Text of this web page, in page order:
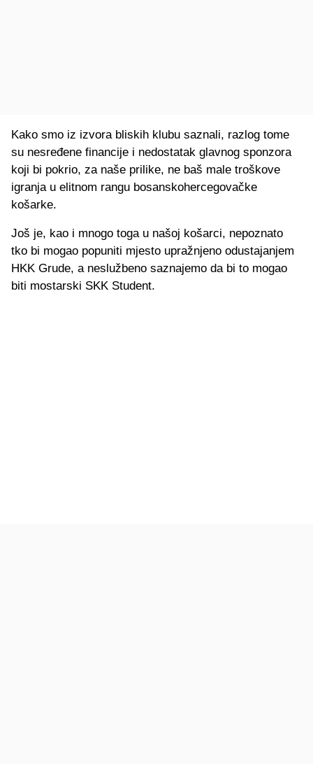
Kako smo iz izvora bliskih klubu saznali, razlog tome
su nesređene financije i nedostatak glavnog sponzora
koji bi pokrio, za naše prilike, ne baš male troškove
igranja u elitnom rangu bosanskohercegovačke
košarke.
Još je, kao i mnogo toga u našoj košarci, nepoznato
tko bi mogao popuniti mjesto upražnjeno odustajanjem
HKK Grude, a neslužbeno saznajemo da bi to mogao
biti mostarski SKK Student.